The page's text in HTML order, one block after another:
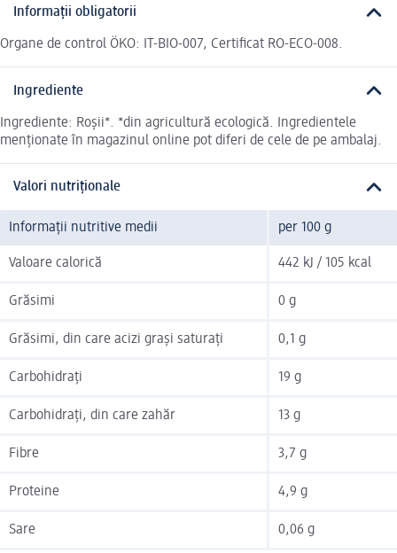
Informații obligatorii
Organe de control ÖKO: IT-BIO-007, Certificat RO-ECO-008.
Ingrediente
Ingrediente: Roșii*. *din agricultură ecologică. Ingredientele
menționate în magazinul online pot diferi de cele de pe ambalaj.
Valori nutriționale
Informații nutritive medii per 100 g
Valoare calorică 442 kJ / 105 kcal
Grăsimi 0 g
Grăsimi, din care acizi grași saturați 0,1 g
Carbohidrați 19 g
Carbohidrați, din care zahăr 13 g
Fibre 3,7 g
Proteine 4,9 g
Sare 0,06 g